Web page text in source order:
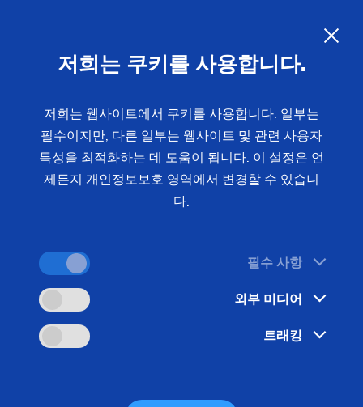
관, 전기 구동 및 모빌리티를 위한
제조 솔루션
자동차 산업은 급격한 변화를 겪고 있습니다. EMAG
는 기존 내연기관부터 전기 구동 장치, 전기 자전거
및 상용차에 이르기까지 정밀한 제조 솔루션을 통해
이러한 변화를 뒷받침합니다. 이 과정에서 효율성과
저희는 쿠키를 사용합니다.
저희는 웹사이트에서 쿠키를 사용합니다. 일부는
필수이지만, 다른 일부는 웹사이트 및 관련 사용자
특성을 최적화하는 데 도움이 됩니다. 이 설정은 언
제든지 개인정보보호 영역에서 변경할 수 있습니
다.
필수 사항
외부 미디어
트래킹